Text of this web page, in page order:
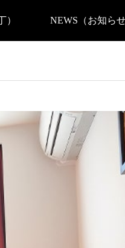
） NEWS（お知ら